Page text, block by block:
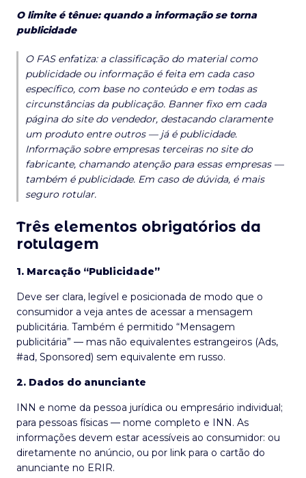
O limite é tênue: quando a informação se torna
publicidade
O FAS enfatiza: a classificação do material como
publicidade ou informação é feita em cada caso
específico, com base no conteúdo e em todas as
circunstâncias da publicação. Banner fixo em cada
página do site do vendedor, destacando claramente
um produto entre outros — já é publicidade.
Informação sobre empresas terceiras no site do
fabricante, chamando atenção para essas empresas —
também é publicidade. Em caso de dúvida, é mais
seguro rotular.
Três elementos obrigatórios da
rotulagem
1. Marcação “Publicidade”
Deve ser clara, legível e posicionada de modo que o
consumidor a veja antes de acessar a mensagem
publicitária. Também é permitido “Mensagem
publicitária” — mas não equivalentes estrangeiros (Ads,
#ad, Sponsored) sem equivalente em russo.
2. Dados do anunciante
INN e nome da pessoa jurídica ou empresário individual;
para pessoas físicas — nome completo e INN. As
informações devem estar acessíveis ao consumidor: ou
diretamente no anúncio, ou por link para o cartão do
anunciante no ERIR.